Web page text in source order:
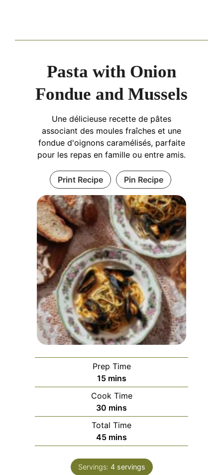
Pasta with Onion
Fondue and Mussels
Une délicieuse recette de pâtes
associant des moules fraîches et une
fondue d'oignons caramélisés, parfaite
pour les repas en famille ou entre amis.
Print Recipe Pin Recipe
Prep Time
15minutes
mins
Cook Time
30 minutes
mins
Total Time
45minutes
mins
Servings: 4 servings